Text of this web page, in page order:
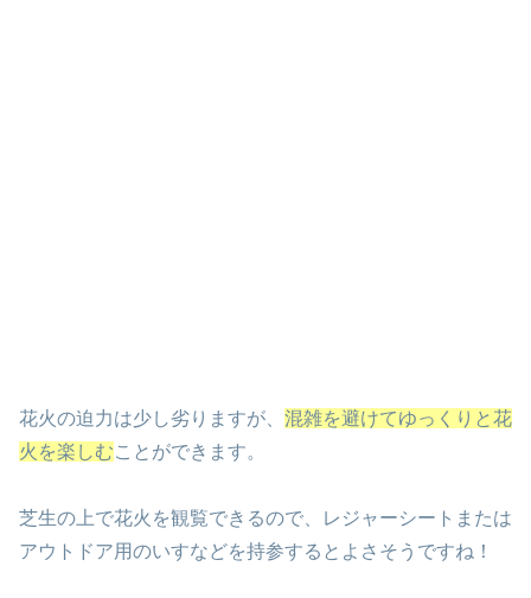
花火の迫力は少し劣りますが、 混雑を避けてゆっくりと花
火を楽しむことができます。
芝生の上で花火を観覧できるので、レジャーシートまたは
アウトドア用のいすなどを持参するとよさそうですね！